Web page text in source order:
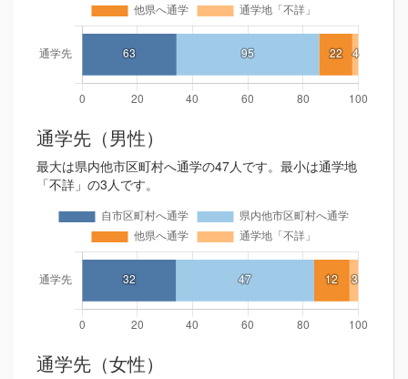
通学先（男性）
最大は県内他市区町村へ通学の47人です。最小は通学地
「不詳」の3人です。
通学先（女性）